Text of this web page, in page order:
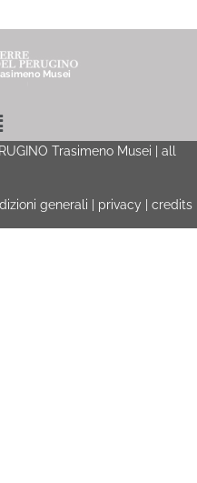
Trasimeno Musei | all
generali privacy credits